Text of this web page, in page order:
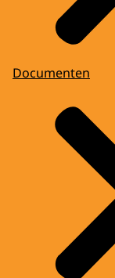
Documenten